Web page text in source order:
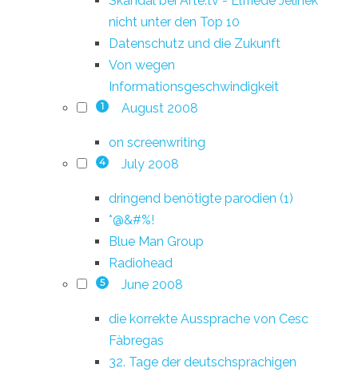
nicht unter den Top 10
Datenschutz und die Zukunft
Von wegen
Informationsgeschwindigkeit
1 August 2008
on screenwriting
4 July 2008
dringend benötigte parodien (1)
*@&#%!
Blue Man Group
Radiohead
5 June 2008
die korrekte Aussprache von Cesc
Fàbregas
32. Tage der deutschsprachigen